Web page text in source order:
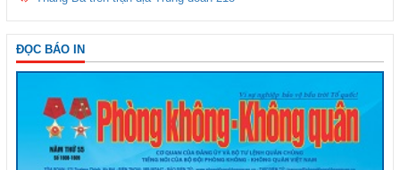
ĐỌC BÁO IN